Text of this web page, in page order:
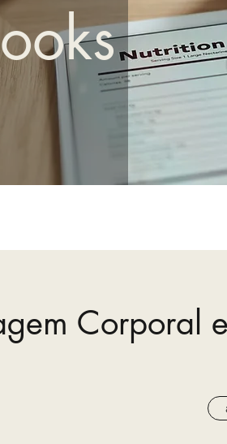
Corporal